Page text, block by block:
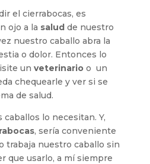
el cierrabocas, es
ojo a la saludde nuestro
nuestro caballo abra la
o dolor. Entonces lo
un veterinarioo un
chequearle y ver si se
de salud.
lo necesitan. Y,
, sería conveniente
trabaja nuestro caballo sin
que usarlo, a mí siempre